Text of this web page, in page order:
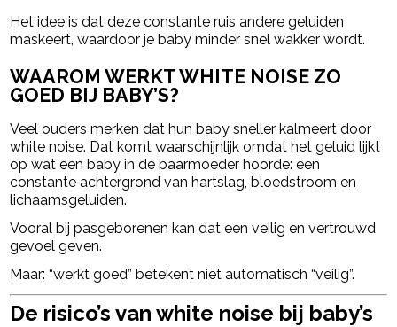
Het idee is dat deze constante ruis andere geluiden
maskeert, waardoor je baby minder snel wakker wordt.
WAAROM WERKT WHITE NOISE ZO
GOED BIJ BABY’S?
Veel ouders merken dat hun baby sneller kalmeert door
white noise. Dat komt waarschijnlijk omdat het geluid lijkt
op wat een baby in de baarmoeder hoorde: een
constante achtergrond van hartslag, bloedstroom en
lichaamsgeluiden.
Vooral bij pasgeborenen kan dat een veilig en vertrouwd
gevoel geven.
Maar: “werkt goed” betekent niet automatisch “veilig”.
De risico’s van white noise bij baby’s